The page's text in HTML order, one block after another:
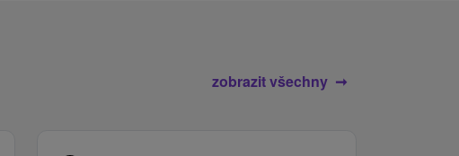
zobrazit všechny